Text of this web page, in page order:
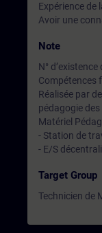
Expérience de
Avoir une
Note
N°
Compétences
Réalisée par
pédagogie
Matériel
- Station de
- E/S
Target Group
Technicien de